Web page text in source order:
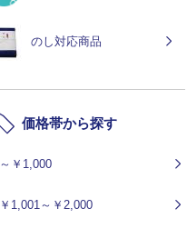
のし対応商品
価格帯から探す
～￥1,000
￥1,001～￥2,000